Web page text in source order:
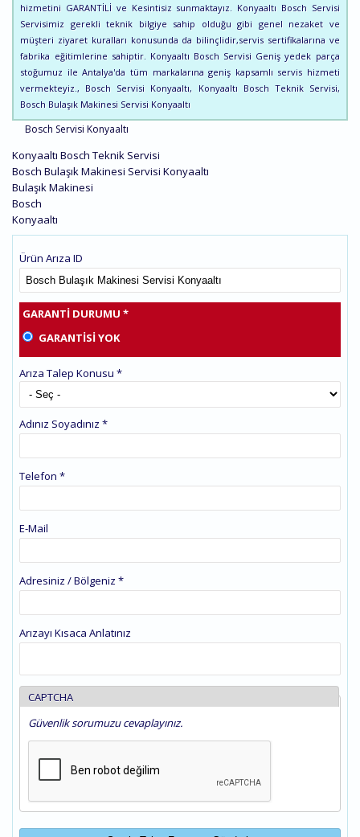
hizmetini GARANTİLİ ve Kesintisiz sunmaktayız. Konyaaltı Bosch Servisi
Servisimiz gerekli teknik bilgiye sahip olduğu gibi genel nezaket ve
müşteri ziyaret kuralları konusunda da bilinçlidir,servis sertifikalarına ve
fabrika eğitimlerine sahiptir. Konyaaltı Bosch Servisi Geniş yedek parça
stoğumuz ile Antalya'da tüm markalarına geniş kapsamlı servis hizmeti
vermekteyiz., Bosch Servisi Konyaaltı, Konyaaltı Bosch Teknik Servisi,
Bosch Bulaşık Makinesi Servisi Konyaaltı
Bosch Servisi Konyaaltı
Konyaaltı Bosch Teknik Servisi
Bosch Bulaşık Makinesi Servisi Konyaaltı
Bulaşık Makinesi
Bosch
Konyaaltı
Ürün Arıza ID
GARANTI DURUMU*
GARANTISI YOK
Arıza Talep Konusu*
Adınız Soyadınız*
Telefon*
E-Mail
Adresiniz / Bölgeniz*
Arızayı Kısaca Anlatınız
CAPTCHA
Güvenlik sorumuzu cevaplayınız.